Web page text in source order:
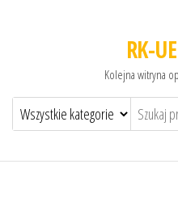
RK-
Kolejna witryna